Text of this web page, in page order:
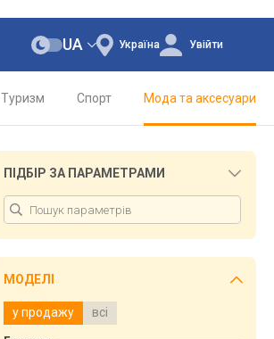
Україна
UA Увійти
Туризм Спорт Мода та аксесуари
ПІДБІР ЗА ПАРАМЕТРАМИ
МОДЕЛІ
у продажу всі